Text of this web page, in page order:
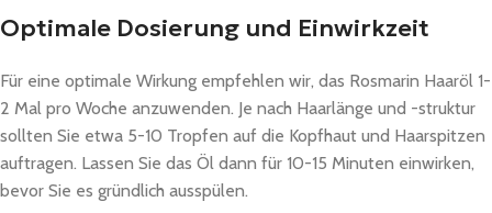
Optimale Dosierung und Einwirkzeit
Für eine optimale Wirkung empfehlen wir, das Rosmarin Haaröl 1-
2 Mal pro Woche anzuwenden. Je nach Haarlänge und -struktur
sollten Sie etwa 5-10 Tropfen auf die Kopfhaut und Haarspitzen
auftragen. Lassen Sie das Öl dann für 10-15 Minuten einwirken,
bevor Sie es gründlich ausspülen.